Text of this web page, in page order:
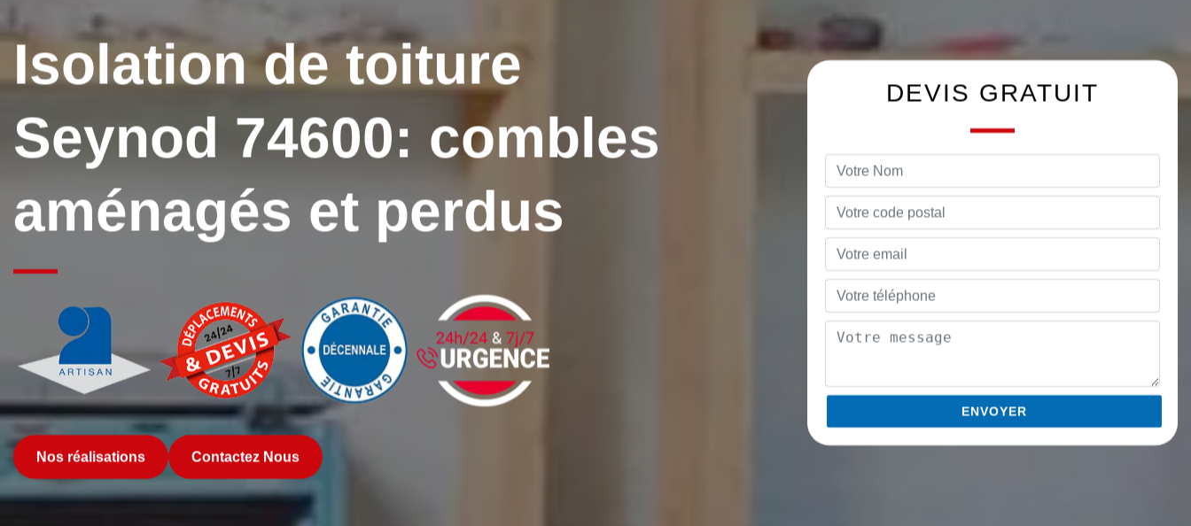
Isolation de toiture
Seynod 74600: combles
aménagés et perdus
Nos réalisations Contactez Nous
DEVIS GRATUIT